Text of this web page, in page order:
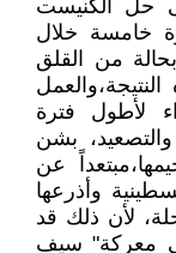
حل الكنيست
خامسة خلال
من القلق
لأطول فترة
بشن
عن
وأذرعها
لأن ذلك قد
معركة" سيف